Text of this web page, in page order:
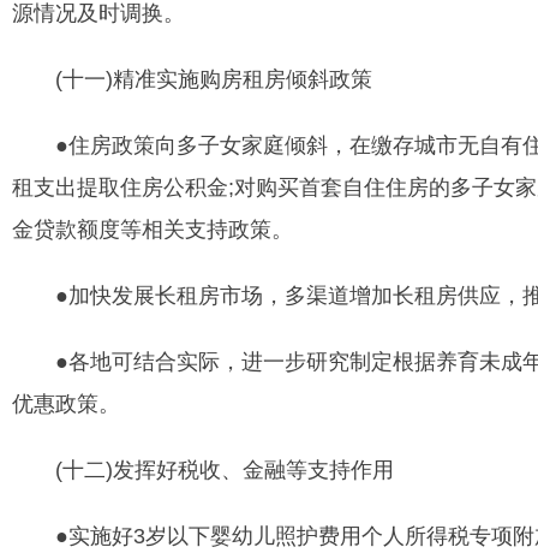
源情况及时调换。
(十一)精准实施购房租房倾斜政策
●住房政策向多子女家庭倾斜，在缴存城市无自有
租支出提取住房公积金;对购买首套自住住房的多子女
金贷款额度等相关支持政策。
●加快发展长租房市场，多渠道增加长租房供应，
●各地可结合实际，进一步研究制定根据养育未成
优惠政策。
(十二)发挥好税收、金融等支持作用
●实施好3岁以下婴幼儿照护费用个人所得税专项附